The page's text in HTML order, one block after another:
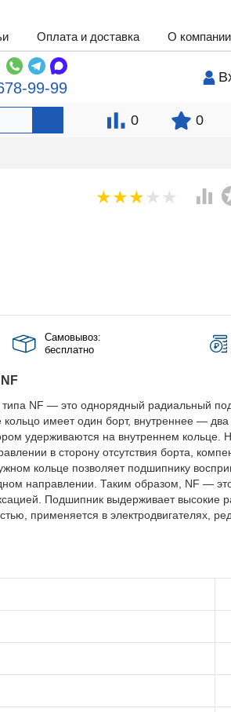
Оплата и доставка О компании
99-99
0 0
Самовывоз:
бесплатно
NF — это однорядный радиальный
имеет один борт, внутреннее —
удерживаются на внутреннем кольце.
в сторону отсутствия борта,
кольце позволяет подшипнику
направлении. Таким образом, NF —
Подшипник выдерживает высокие
применяется в электродвигателях,